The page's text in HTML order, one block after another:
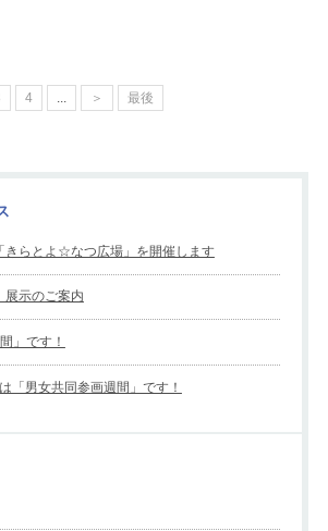
4 ... ＞ 最後
らとよ☆なつ広場」を開催します
展示のご案内
」です！
「男女共同参画週間」です！